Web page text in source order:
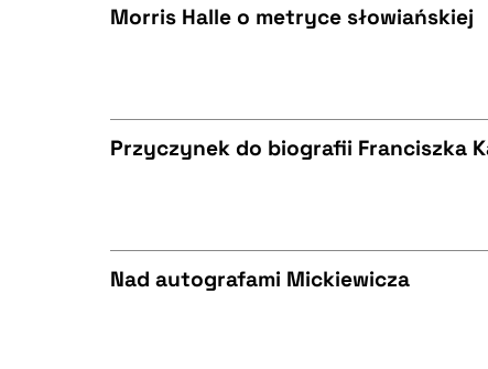
Morris Halle o metryce słowiańskiej
Przyczynek do biografii Franciszka
Nad autografami Mickiewicza